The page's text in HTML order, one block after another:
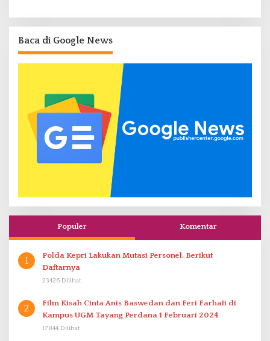
Baca di Google News
Populer Komentar
1
Polda Kepri Lakukan Mutasi Personel, Berikut
Daftarnya
23426 Dilihat
2
Film Kisah Cinta Anis Baswedan dan Feri Farhati di
Kampus UGM Tayang Perdana 1 Februari 2024
17844 Dilihat